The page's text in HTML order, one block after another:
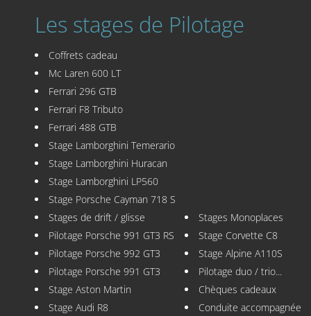
Les stages de Pilotage
Coffrets cadeau
Mc Laren 600 LT
Ferrari 296 GTB
Ferrari F8 Tributo
Ferrari 488 GTB
Stage Lamborghini Temerario
Stage Lamborghini Huracan
Stage Lamborghini LP560
Stage Porsche Cayman 718 S
Stages de drift / glisse
Pilotage Porsche 991 GT3 RS
Pilotage Porsche 992 GT3
Pilotage Porsche 991 GT3
Stage Aston Martin
Stage Audi R8
Stages Monoplaces
Stage Corvette C8
Stage Alpine A110S
Pilotage duo / trio...
Chèques cadeaux
Conduite accompagnée